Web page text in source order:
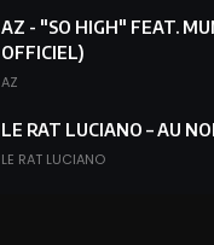
AZ - "SO HIGH" FEAT.
OFFICIEL)
AZ
LE RAT LUCIANO – AU
LE RAT LUCIANO